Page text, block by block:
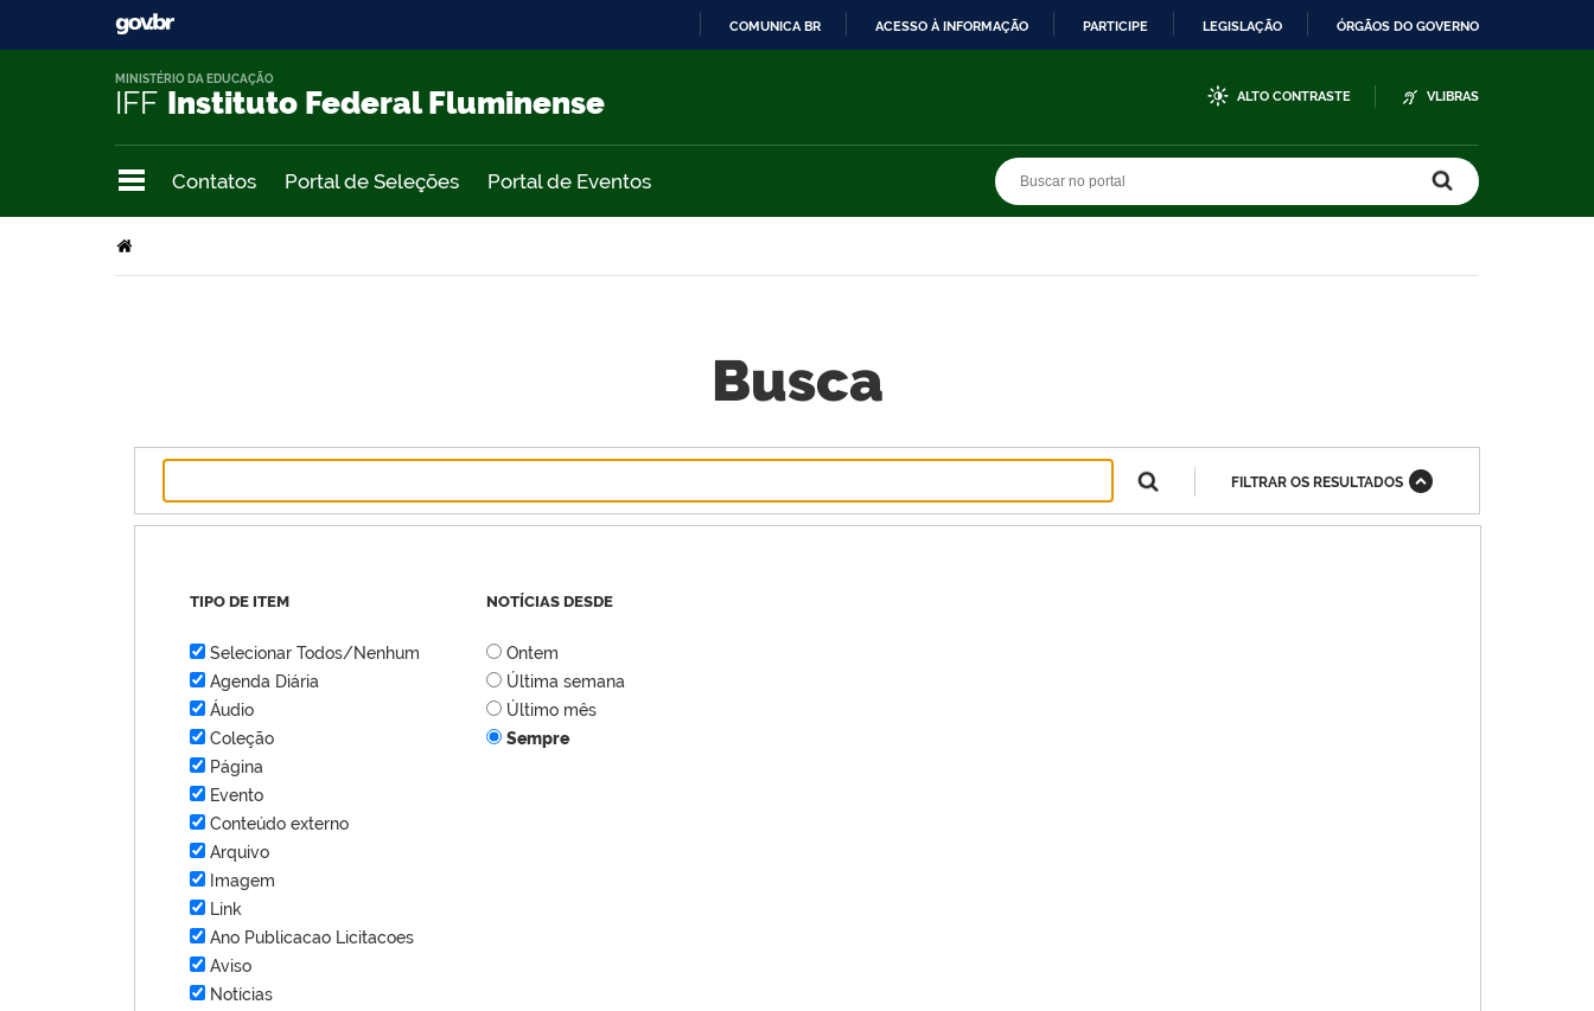
COMUNICA BR ACESSO À INFORMAÇÃO PARTICIPE LEGISLAÇÃO ÓRGÃOS DO GOVERNO
IFF Instituto Federal Fluminense
MINISTÉRIO DA EDUCAÇÃO
ALTO CONTRASTE VLIBRAS
Contatos Portal de Seleções Portal de Eventos
Busca
FILTRAR OS RESULTADOS
TIPO DE ITEM
Selecionar Todos/Nenhum
Agenda Diária
Áudio
Coleção
Página
Evento
Conteúdo externo
Arquivo
Imagem
Link
Ano Publicacao Licitacoes
Aviso
Notícias
NOTÍCIAS DESDE
Ontem
Última semana
Último mês
Sempre